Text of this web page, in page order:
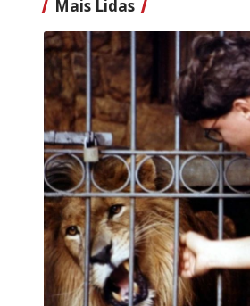
Mais Lidas